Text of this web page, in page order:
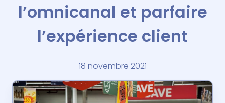
l’omnicanal et parfaire
l’expérience client
18 novembre 2021